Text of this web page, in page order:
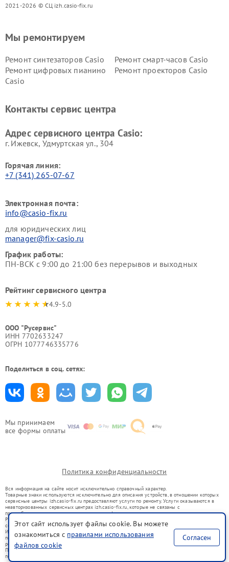
2021-2026 © СЦ izh.casio-fix.ru
Мы принимаем
все формы оплаты
Мы ремонтируем
Ремонт синтезаторов Casio
Ремонт смарт-часов Casio
Ремонт цифровых пианино
Casio
Ремонт проекторов Casio
Контакты сервис центра
Адрес сервисного центра Casio:
г. Ижевск, Удмуртская ул., 304
Горячая линия:
+7 (341) 265-07-67
Электронная почта:
info@casio-fix.ru
для юридических лиц
manager@fix-casio.ru
График работы:
ПН-ВСК с 9:00 до 21:00 без перерывов и выходных
Рейтинг сервисного центра
4.9-5.0
ООО "Русервис"
ИНН 7702633247
ОГРН 1077746335776
Поделиться в соц. сетях:
Политика конфиденциальности
Вся информация на сайте носит исключительно справочный характер.
Товарные знаки используются исключительно для описания устройств, в отношении которых
сервисные центры izh.casio-fix.ru предоставляют услуги по ремонту. Услуги оказываются в
неавторизованных сервисных центрах izh.casio-fix.ru, которые не связаны с
правообладателями товарных знаков или их официальными представителями.
Ремонт осуществляется для устройств, уже введенных в гражданский оборот в соответствии
со статьей 1487 ГК РФ.
Использование товарных знаков не преследует цели индивидуализации услуг или введения
потребителей в заблуждение, а служит для информирования о предоставляемых услугах по
ремонту техники указанных брендов.
Представленная на сайте информация не является публичной офертой, определяемой
положениями Статьи 437(2) Гражданского кодекса РФ
Этот сайт использует файлы cookie. Вы можете
ознакомиться с правилами использования
файлов cookie
Согласен